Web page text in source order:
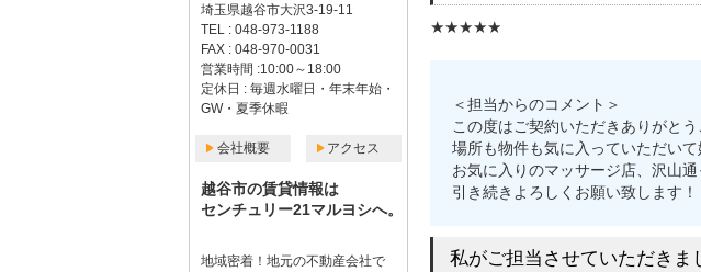
★★★★★
＜担当からのコメント＞
この度はご契約いただきありがとう
場所も物件も気に入っていただいて
お気に入りのマッサージ店、沢山通
引き続きよろしくお願い致します！
私がご担当させていただきま
埼玉県越谷市大沢3-19-11
TEL : 048-973-1188
FAX : 048-970-0031
営業時間 :10:00～18:00
定休日 : 毎週水曜日・年末年始・
GW・夏季休暇
会社概要 アクセス
越谷市の賃貸情報は
センチュリー21マルヨシへ。
地域密着！地元の不動産会社で